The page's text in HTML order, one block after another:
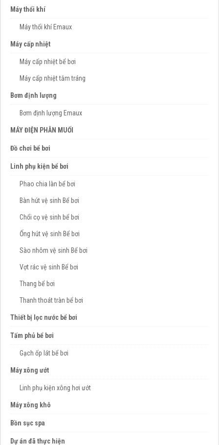
Máy thổi khí
Máy thổi khí Emaux
Máy cấp nhiệt
Máy cấp nhiệt bể bơi
Máy cấp nhiệt tắm tráng
Bơm định lượng
Bơm định lượng Emaux
MÁY ĐIỆN PHÂN MUỐI
Đồ chơi bể bơi
Linh phụ kiện bể bơi
Phao chia làn bể bơi
Bàn hút vệ sinh Bể bơi
Chổi cọ vệ sinh bể bơi
Ống hút vệ sinh Bể bơi
Sào nhôm vệ sinh Bể bơi
Vợt rác vệ sinh Bể bơi
Thang bể bơi
Thanh thoát tràn bể bơi
Thiết bị lọc nước bể bơi
Tấm phủ bể bơi
Gạch ốp lát bể bơi
Máy xông ướt
Linh phụ kiện xông hơi ướt
Máy xông khô
Bồn sục spa
Dự án đã thực hiện